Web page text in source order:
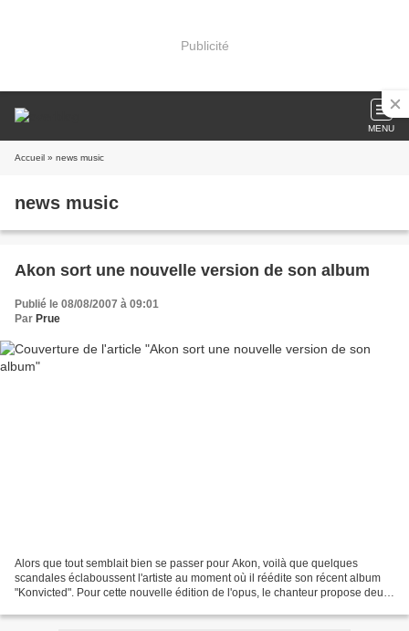
Publicité
MENU
Accueil » news music
news music
Akon sort une nouvelle version de son album
Publié le 08/08/2007 à 09:01
Par Prue
Alors que tout semblait bien se passer pour Akon, voilà que quelques
scandales éclaboussent l'artiste au moment où il réédite son récent album
"Konvicted". Pour cette nouvelle édition de l'opus, le chanteur propose deux